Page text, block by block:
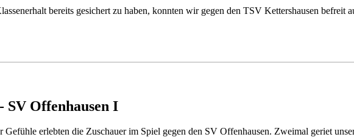
bereits gesichert zu haben, konnten wir gegen den TSV Kettershausen befreit
SV Offenhausen I
Gefühle erlebten die Zuschauer im Spiel gegen den SV Offenhausen. Zweimal geriet